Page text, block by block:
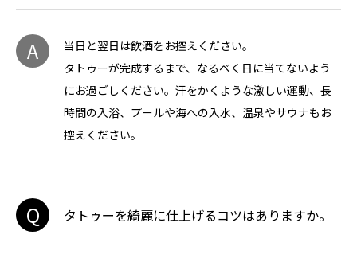
A
当日と翌日は飲酒をお控えください。
タトゥーが完成するまで、なるべく日に当てないよう
にお過ごしください。汗をかくような激しい運動、長
時間の入浴、プールや海への入水、温泉やサウナもお
控えください。
Q タトゥーを綺麗に仕上げるコツはありますか。